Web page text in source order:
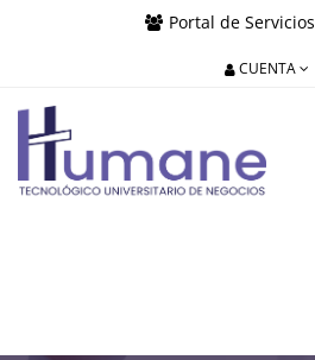
Portal de Servicios
CUENTA